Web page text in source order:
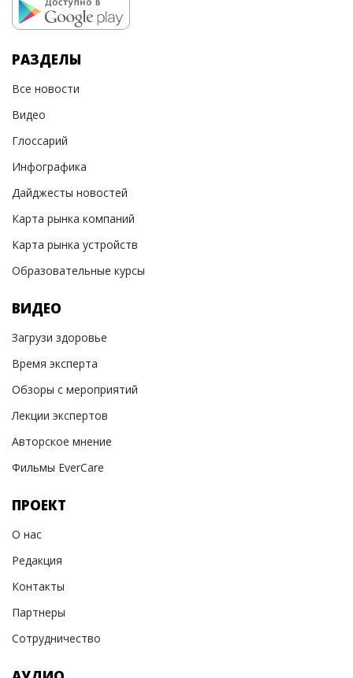
РАЗДЕЛЫ
Все новости
Видео
Глоссарий
Инфографика
Дайджесты новостей
Карта рынка компаний
Карта рынка устройств
Образовательные курсы
ВИДЕО
Загрузи здоровье
Время эксперта
Обзоры с мероприятий
Лекции экспертов
Авторское мнение
Фильмы EverCare
ПРОЕКТ
О нас
Редакция
Контакты
Партнеры
Сотрудничество